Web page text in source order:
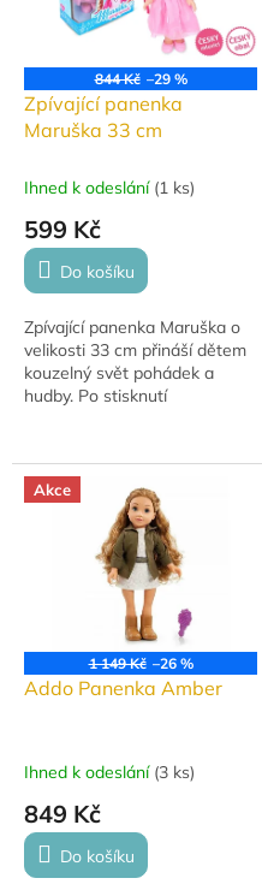
844 Kč –29 %
Zpívající panenka
Maruška 33 cm
Ihned k odeslání (1 ks)
599 Kč
Do košíku
Zpívající panenka Maruška o
velikosti 33 cm přináší dětem
kouzelný svět pohádek a
hudby. Po stisknutí
srdíčko během zpěvu...
Akce
1 149 Kč –26 %
Addo Panenka Amber
Ihned k odeslání (3 ks)
849 Kč
Do košíku